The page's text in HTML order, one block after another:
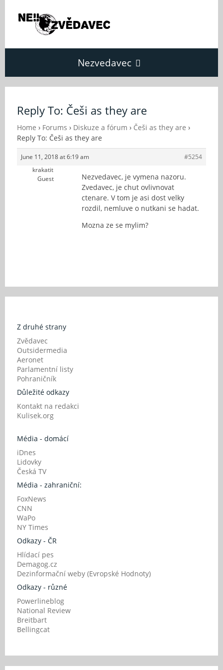
Nezvedavec
Fórum
O Nezvědavci
Kontakt
Reply To: Češi as they are
Home › Forums › Diskuze a fórum › Češi as they are ›
Reply To: Češi as they are
June 11, 2018 at 6:19 am
#5254
krakatit
Guest
Nezvedavec, je vymena nazoru.
Zvedavec, je chut ovlivnovat
ctenare. V tom je asi dost velky
rozdil, nemluve o nutkani se hadat.
Mozna ze se mylim?
Z druhé strany
Zvědavec
Outsidermedia
Aeronet
Parlamentní listy
Pohraničník
Důležité odkazy
Kontakt na redakci
Kulisek.org
Média - domácí
iDnes
Lidovky
Česká TV
Média - zahraniční:
FoxNews
CNN
WaPo
NY Times
Odkazy - ČR
Hlídací pes
Demagog.cz
Dezinformační weby (Evropské Hodnoty)
Odkazy - různé
Powerlineblog
National Review
Breitbart
Bellingcat